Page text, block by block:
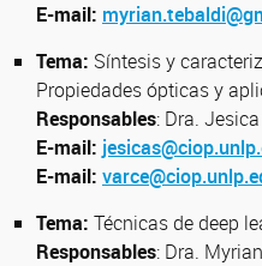
E-mail:
Tema: Síntesis y
Propiedades ópticas y
Responsables: Dra.
E-mail:
E-mail:
Tema: Técnicas de deep
Responsables: Dra.